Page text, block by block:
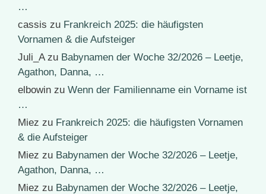
…
cassis zu Frankreich 2025: die häufigsten
Vornamen & die Aufsteiger
Juli_Azu Babynamen der Woche 32/2026 – Leetje,
Agathon, Danna, …
elbowin zu Wenn der Familienname ein Vorname ist
…
Miez zu Frankreich 2025: die häufigsten Vornamen
& die Aufsteiger
Miez zu Babynamen der Woche 32/2026 – Leetje,
Agathon, Danna, …
Miez zu Babynamen der Woche 32/2026 – Leetje,